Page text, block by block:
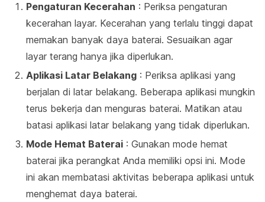
Pengaturan Kecerahan : Periksa pengaturan
kecerahan layar. Kecerahan yang terlalu tinggi dapat
memakan banyak daya baterai. Sesuaikan agar
layar terang hanya jika diperlukan.
Aplikasi Latar Belakang : Periksa aplikasi yang
berjalan di latar belakang. Beberapa aplikasi mungkin
terus bekerja dan menguras baterai. Matikan atau
batasi aplikasi latar belakang yang tidak diperlukan.
Mode Hemat Baterai : Gunakan mode hemat
baterai jika perangkat Anda memiliki opsi ini. Mode
ini akan membatasi aktivitas beberapa aplikasi untuk
menghemat daya baterai.